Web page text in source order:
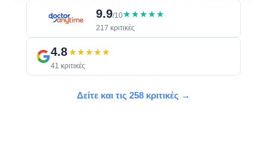
9.9/10★★★★★
217 κριτικές
4.8★★★★★
41 κριτικές
Δείτε και τις 258 κριτικές →